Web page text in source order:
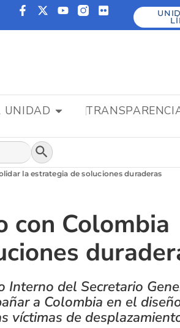
UNIDAD
Botón de búsqueda
la estrategia de soluciones duraderas
con Colombia
Interno del Secretario
a Colombia en el
víctimas de